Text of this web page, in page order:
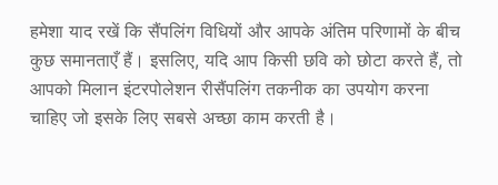
हमेशा याद रखें कि सैंपलिंग विधियों और आपके अंतिम परिणामों के बीच
कुछ समानताएँ हैं। इसलिए, यदि आप किसी छवि को छोटा करते हैं, तो
आपको मिलान इंटरपोलेशन रीसैंपलिंग तकनीक का उपयोग करना
चाहिए जो इसके लिए सबसे अच्छा काम करती है।